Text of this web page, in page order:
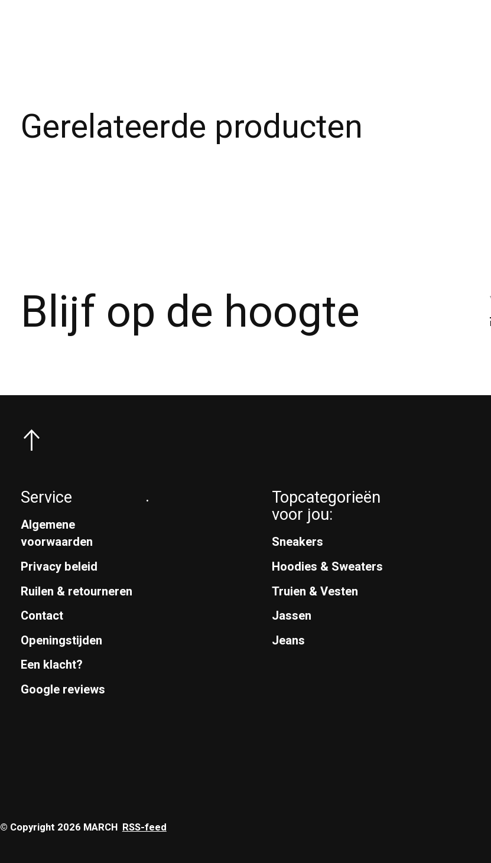
Gerelateerde producten
Blijf op de hoogte
Service
Algemene
voorwaarden
Privacy beleid
Ruilen & retourneren
Contact
Openingstijden
Een klacht?
Google reviews
. Topcategorieën
voor jou:
Sneakers
Hoodies & Sweaters
Truien & Vesten
Jassen
Jeans
© Copyright 2026 MARCH RSS-feed